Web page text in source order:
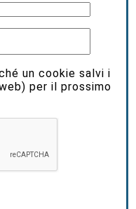
un cookie salvi i
per il prossimo